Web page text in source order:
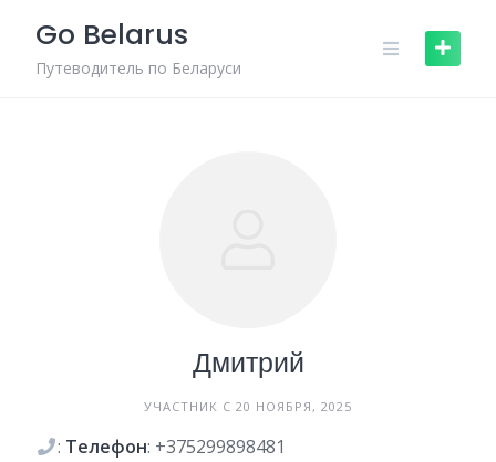
content
Go Belarus
Путеводитель по Беларуси
Дмитрий
УЧАСТНИК С 20 НОЯБРЯ, 2025
: Телефон: +375299898481